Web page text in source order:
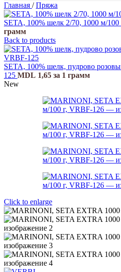
Главная / Пряжа
SETA, 100% шелк 2/70, 1000 м/
грамм
Back to products
SETA, 100% шелк, пудрово
125 MDL 1,65 за 1 грамм
New
Click to enlarge